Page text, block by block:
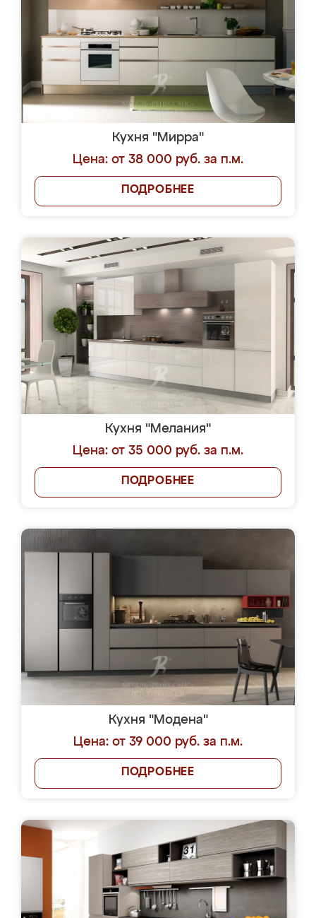
Кухня "Мирра"
Цена: от 38 000 руб. за п.м.
ПОДРОБНЕЕ
Кухня "Мелания"
Цена: от 35 000 руб. за п.м.
ПОДРОБНЕЕ
Кухня "Модена"
Цена: от 39 000 руб. за п.м.
ПОДРОБНЕЕ